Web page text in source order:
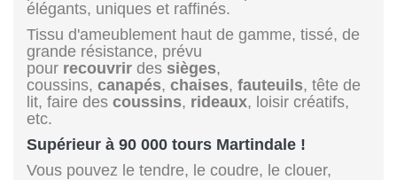
élégants, uniques et raffinés.
Tissu d'ameublement haut de gamme, tissé, de
grande résistance, prévu
pour recouvrir des sièges,
coussins, canapés, chaises, fauteuils, tête de
lit, faire des coussins, rideaux, loisir créatifs,
etc.
Supérieur à 90 000 tours Martindale !
Vous pouvez le tendre, le coudre, le clouer,